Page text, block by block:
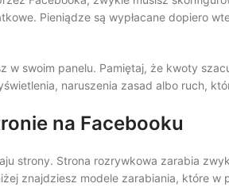
Pieniądze są wypłacane dopiero
swoim panelu. Pamiętaj, że kwoty
naruszenia zasad albo ruch,
na Facebooku
strony. Strona rozrywkowa zarabia
znajdziesz modele zarabiania, które w